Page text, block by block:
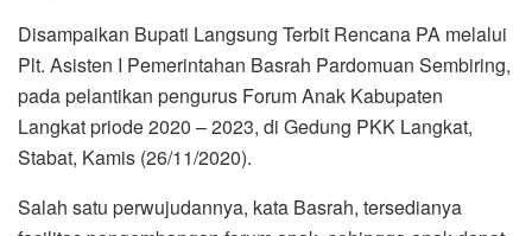
Disampaikan Bupati Langsung Terbit Rencana PA melalui
Plt. Asisten I Pemerintahan Basrah Pardomuan Sembiring,
pada pelantikan pengurus Forum Anak Kabupaten
Langkat priode 2020 – 2023, di Gedung PKK Langkat,
Stabat, Kamis (26/11/2020).
Salah satu perwujudannya, kata Basrah, tersedianya